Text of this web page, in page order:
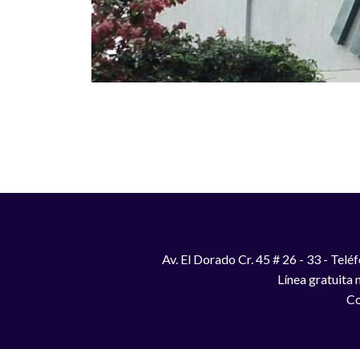
Av. El Dorado Cr. 45 # 26 - 33 -
Línea gratuita